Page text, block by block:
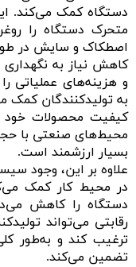
دستگاه کمک می‌کند.
متحرک دستگاه را
اصطکاک و سایش در
کاهش نیاز به
و هزینه‌های
به تولیدکنندگان کمک
کیفیت محصولات خود
محیط‌های صنعتی با حجم
بسیار ارزشمند است.
علاوه بر این، وجود
در محیط کار کمک
دستگاه را کاهش
رقابتی می‌تواند
ترغیب کند و به‌طور
تضمین می‌کند.